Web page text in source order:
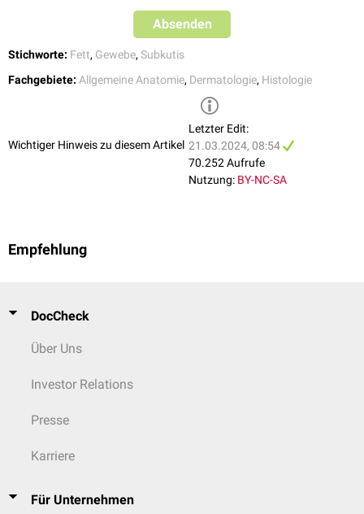
Absenden
Stichworte: Fett, Gewebe, Subkutis
Fachgebiete: Allgemeine Anatomie, Dermatologie, Histologie
Wichtiger Hinweis zu diesem Artikel
Letzter Edit:
21.03.2024, 08:54
70.252 Aufrufe
Nutzung: BY-NC-SA
Empfehlung
DocCheck
Über Uns
Investor Relations
Presse
Karriere
Für Unternehmen